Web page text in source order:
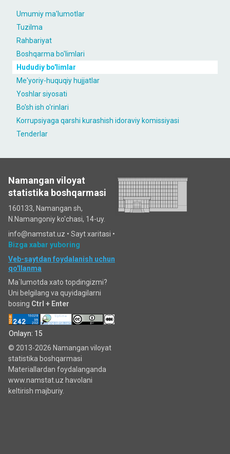
Umumiy ma'lumotlar
Tuzilma
Rahbariyat
Boshqarma bo'limlari
Hududiy bo'limlar
Me'yoriy-huquqiy hujjatlar
Yoshlar siyosati
Bo'sh ish o'rinlari
Korrupsiyaga qarshi kurashish idoraviy komissiyasi
Tenderlar
Namangan viloyat
statistika boshqarmasi
160133, Namangan sh,
N.Namangoniy ko'chasi, 14-uy.
info@namstat.uz • Sayt xaritasi •
Bizga xabar yuboring
Veb-saytdan foydalanish uchun
qo'llanma
Ma`lumotda xato topdingizmi?
Uni belgilang va quyidagilarni
bosing Ctrl + Enter
Onlayn: 15
© 2013-2026 Namangan viloyat
statistika boshqarmasi
Materiallardan foydalanganda
www.namstat.uz havolani
keltirish majburiy.